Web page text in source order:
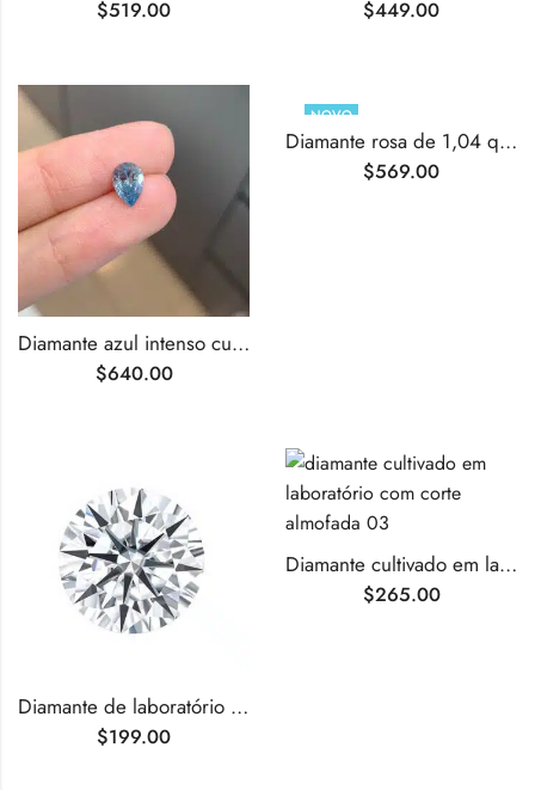
$519.00 $449.00
Diamante azul intenso cultivado em laboratório com lapidação pêra de 1,03 ct
$640.00
NOVO
Diamante rosa de 1,04 quilates, lapidação brilhante redonda, cultivado em laboratório.
$569.00
Diamante de laboratório de lapidação redonda F VS1 de 1,05 ct
$199.00
Diamante cultivado em laboratório com lapidação cushion D VS1 de 1,06 ct
$265.00